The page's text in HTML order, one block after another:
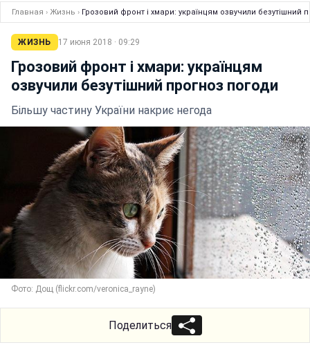
Главная › Жизнь › Грозовий фронт і хмари: українцям озвучили безутішний
ЖИЗНЬ 17 июня 2018 · 09:29
Грозовий фронт і хмари: українцям
озвучили безутішний прогноз погоди
Більшу частину України накриє негода
Фото: Дощ (flickr.com/veronica_rayne)
Поделиться